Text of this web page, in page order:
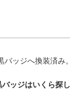
ッジへ換装済み。
ッジはいくら探